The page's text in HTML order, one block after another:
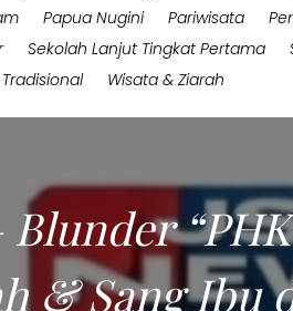
Papua Nugini Pariwisata
Sekolah Lanjut Tingkat Pertama
Tradisional Wisata & Ziarah
& Sang Ibu